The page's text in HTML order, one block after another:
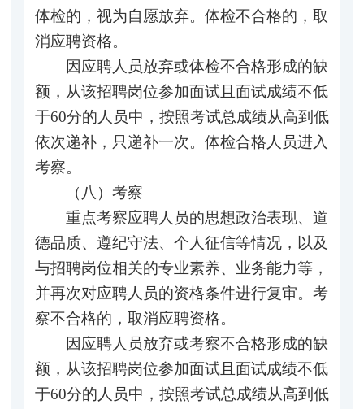
体检的，视为自愿放弃。体检不合格的，取
消应聘资格。
因应聘人员放弃或体检不合格形成的缺
额，从该招聘岗位参加面试且面试成绩不低
于60分的人员中，按照考试总成绩从高到低
依次递补，只递补一次。体检合格人员进入
考察。
（八）考察
重点考察应聘人员的思想政治表现、道
德品质、遵纪守法、个人征信等情况，以及
与招聘岗位相关的专业素养、业务能力等，
并再次对应聘人员的资格条件进行复审。考
察不合格的，取消应聘资格。
因应聘人员放弃或考察不合格形成的缺
额，从该招聘岗位参加面试且面试成绩不低
于60分的人员中，按照考试总成绩从高到低